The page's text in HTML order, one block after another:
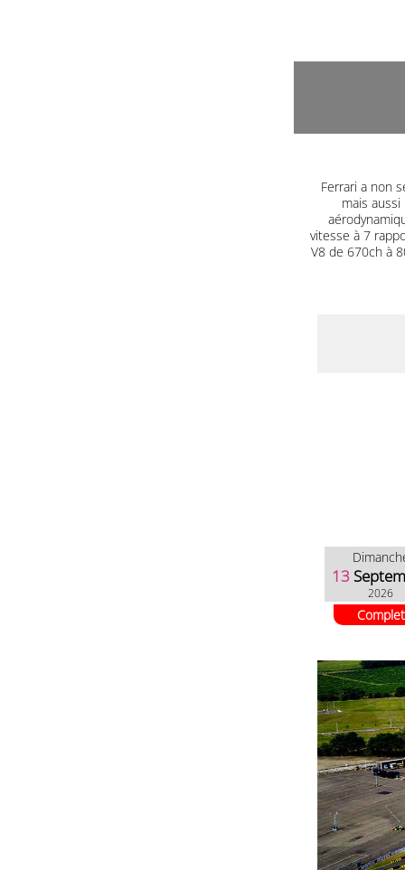
Ferrari a non
mais
vitesse à 7
V8 de 670ch à
13
2026
Complet